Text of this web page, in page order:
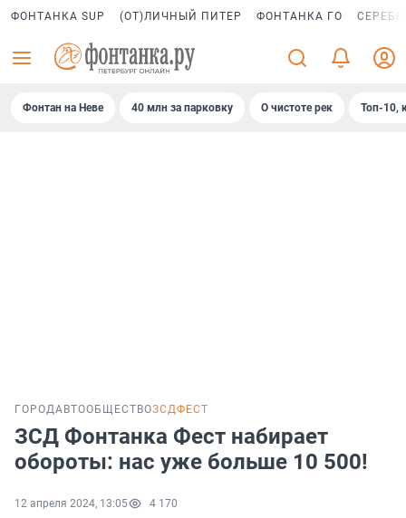
ФОНТАНКА SUP (ОТ)ЛИЧНЫЙ ПИТЕР ФОНТАНКА ГО
Фонтан на Неве 40 млн за парковку О чистоте рек Топ-10,
ГОРОДАВТООБЩЕСТВОЗСДФЕСТ
ЗСД Фонтанка Фест набирает
обороты: нас уже больше 10 500!
12 апреля 2024, 13:05 4 170